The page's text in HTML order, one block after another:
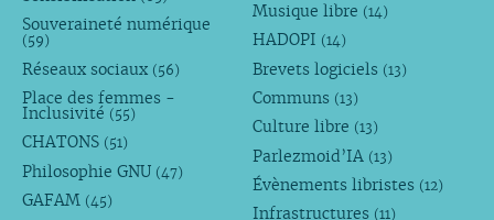
Souveraineté numérique
(59)
Réseaux sociaux (56)
Place des femmes -
Inclusivité (55)
CHATONS (51)
Philosophie GNU (47)
GAFAM (45)
Musique libre (14)
HADOPI (14)
Brevets logiciels (13)
Communs (13)
Culture libre (13)
Parlezmoid’IA (13)
Évènements libristes (12)
Infrastructures (11)